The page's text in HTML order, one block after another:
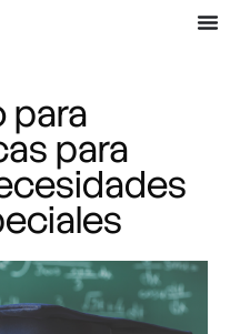
para
para